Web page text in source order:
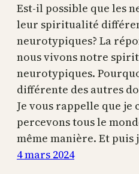
Est-il possible que les
leur spiritualité
neurotypiques? La
nous vivons notre
neurotypiques.
différente des autres
Je vous rappelle que je
percevons tous le
même manière. Et puis
4 mars 2024